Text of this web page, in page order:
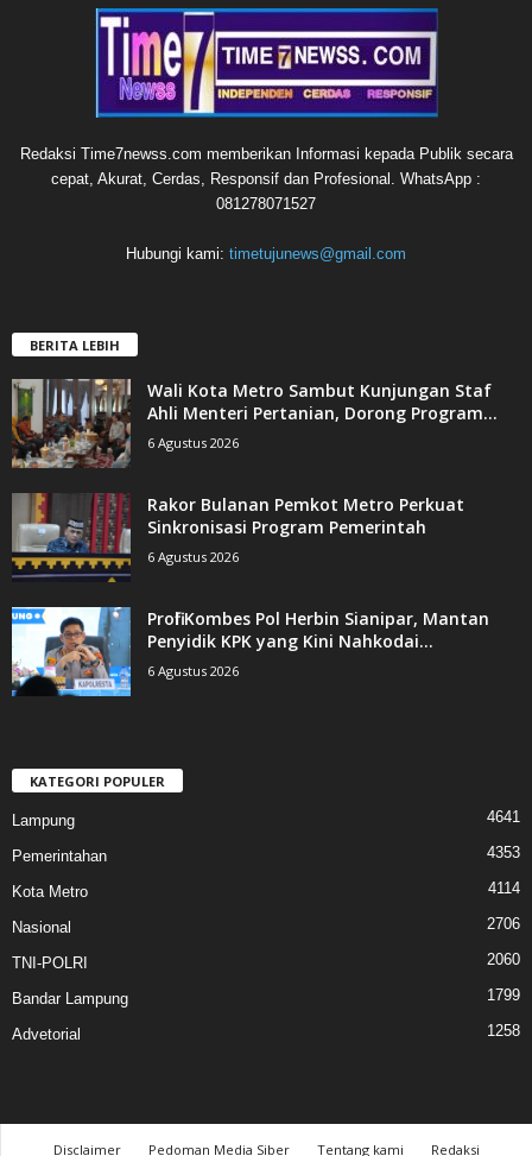
Redaksi Time7newss.com memberikan Informasi kepada Publik secara
cepat, Akurat, Cerdas, Responsif dan Profesional. WhatsApp :
081278071527
Hubungi kami: timetujunews@gmail.com
BERITA LEBIH
Wali Kota Metro Sambut Kunjungan Staf
Ahli Menteri Pertanian, Dorong Program...
6 Agustus 2026
Rakor Bulanan Pemkot Metro Perkuat
Sinkronisasi Program Pemerintah
6 Agustus 2026
Profil Kombes Pol Herbin Sianipar, Mantan
Penyidik KPK yang Kini Nahkodai...
6 Agustus 2026
KATEGORI POPULER
Lampung 4641
Pemerintahan 4353
Kota Metro 4114
Nasional 2706
TNI-POLRI 2060
Bandar Lampung 1799
Advetorial 1258
Disclaimer Pedoman Media Siber Tentang kami Redaksi